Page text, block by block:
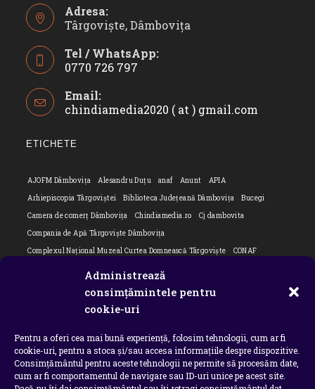
Administrează
consimțămintele pentru
cookie-uri
Pentru a oferi cea mai bună experiență, folosim tehnologii, cum ar fi
cookie-uri, pentru a stoca și/sau accesa informațiile despre dispozitive.
Consimțământul pentru aceste tehnologii ne permite să procesăm date,
cum ar fi comportamentul de navigare sau ID-uri unice pe acest site.
Adresa:
Târgoviște, Dâmbovița
Tel / WhatsApp:
0770 726 797
in
your
Email:
chindiamedia2020 ( at ) gmail.com
ETICHETE
AJOFM Dâmbovița Alesandru Duțu anaf Anunt
APIA
Arhiepiscopia Târgoviștei
Biblioteca Județeană Dâmbovița
Bucegi
Camera de comerț Dâmbovița
Chindiamedia.ro
Cj dambovita
Compania de Apă Târgoviște Dâmbovița
Complexul Național Muzeal Curtea Domnească Târgoviște
CONAF
Flori Bungete
intreruperi energie electrica
ipj dambovita
MApN
Ministerul Educației ministerul sanatatii
Nu-ți uita istoria
Oana Filip
Prefectura dambovita Primaria Dragodana
Primaria Lucieni
primaria Răzvad
Primaria Ulmi primăria Târgoviște
PSD Dambovita